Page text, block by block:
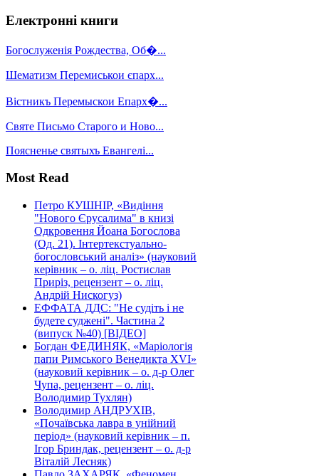
Електронні книги
Богослуженія Рождества, Об�...
Шематизм Перемиськои єпарх...
Вістникъ Перемыскои Епарх�...
Святе Письмо Старого и Ново...
Поясненье святыхъ Евангелі...
Most Read
Петро КУШНІР, «Видіння
"Нового Єрусалима" в книзі
Одкровення Йоана Богослова
(Од. 21). Інтертекстуально-
богословський аналіз» (науковий
керівник – о. ліц. Ростислав
Приріз, рецензент – о. ліц.
Андрій Нискогуз)
ЕФФАТА ДДС: "Не судіть і не
будете суджені". Частина 2
(випуск №40) [ВІДЕО]
Богдан ФЕДИНЯК, «Маріологія
папи Римського Венедикта XVI»
(науковий керівник – о. д-р Олег
Чупа, рецензент – о. ліц.
Володимир Тухлян)
Володимир АНДРУХІВ,
«Почаївська лавра в унійний
період» (науковий керівник – п.
Ігор Бриндак, рецензент – о. д-р
Віталій Лесняк)